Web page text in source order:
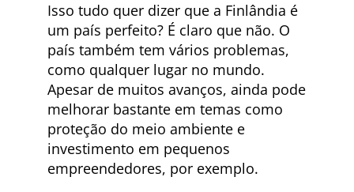
Isso tudo quer dizer que a Finlândia é
um país perfeito? É claro que não. O
país também tem vários problemas,
como qualquer lugar no mundo.
Apesar de muitos avanços, ainda pode
melhorar bastante em temas como
proteção do meio ambiente e
investimento em pequenos
empreendedores, por exemplo.